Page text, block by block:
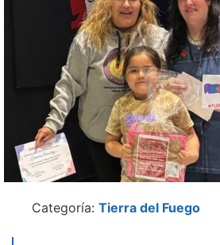
Categoría: Tierra del Fuego